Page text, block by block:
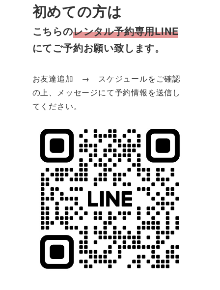
初めての方は
こちらのレンタル予約専用LINE
にてご予約お願い致します。
お友達追加 → スケジュールをご確認
の上、メッセージにて予約情報を送信し
てください。